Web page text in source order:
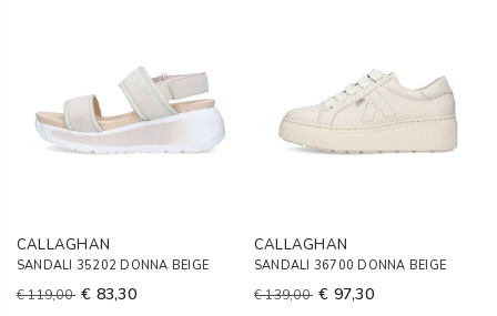
CALLAGHAN
SANDALI 35202 DONNA BEIGE
€ 119,00 € 83,30
CALLAGHAN
SANDALI 36700 DONNA BEIGE
€ 139,00 € 97,30